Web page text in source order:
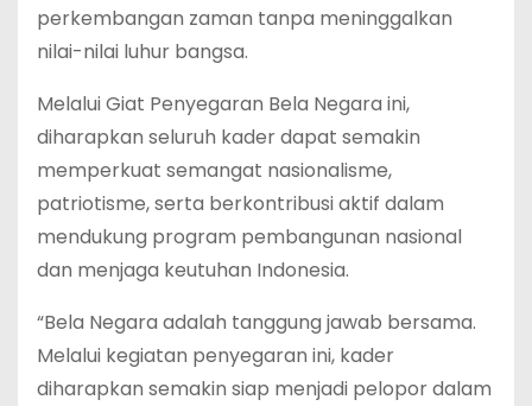
perkembangan zaman tanpa meninggalkan
nilai-nilai luhur bangsa.
Melalui Giat Penyegaran Bela Negara ini,
diharapkan seluruh kader dapat semakin
memperkuat semangat nasionalisme,
patriotisme, serta berkontribusi aktif dalam
mendukung program pembangunan nasional
dan menjaga keutuhan Indonesia.
“Bela Negara adalah tanggung jawab bersama.
Melalui kegiatan penyegaran ini, kader
diharapkan semakin siap menjadi pelopor dalam